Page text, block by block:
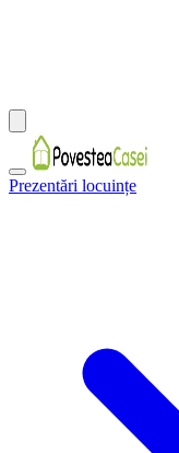
Prezentări locuințe